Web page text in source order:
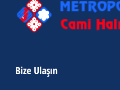
Bize Ulaşın